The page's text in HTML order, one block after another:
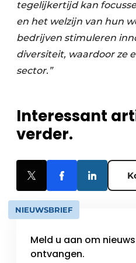
tegelijkertijd kan
en het welzijn van hun
bedrijven stimuleren
diversiteit, waardoor ze
sector.”
Interessant
verder.
NIEUWSBRIEF
Meld u aan om
ontvangen.